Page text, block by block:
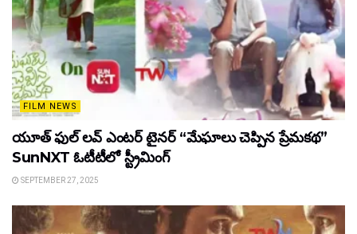
FILM NEWS
యూత్ ఫుల్ లవ్ ఎంటర్ టైనర్ “మేఘాలు చెప్పిన ప్రేమకథ”
SunNXT ఓటీటీలో స్ట్రీమింగ్
SEPTEMBER 27, 2025